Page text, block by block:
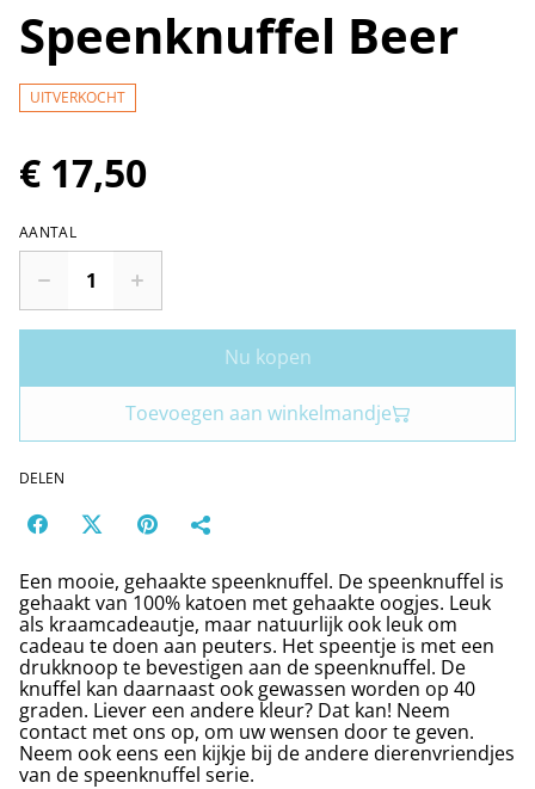
Speenknuffel Beer
UITVERKOCHT
€ 17,50
AANTAL
Nu kopen
Toevoegen aan winkelmandje
DELEN
Een mooie, gehaakte speenknuffel. De speenknuffel is
gehaakt van 100% katoen met gehaakte oogjes. Leuk
als kraamcadeautje, maar natuurlijk ook leuk om
cadeau te doen aan peuters. Het speentje is met een
drukknoop te bevestigen aan de speenknuffel. De
knuffel kan daarnaast ook gewassen worden op 40
graden. Liever een andere kleur? Dat kan! Neem
contact met ons op, om uw wensen door te geven.
Neem ook eens een kijkje bij de andere dierenvriendjes
van de speenknuffel serie.